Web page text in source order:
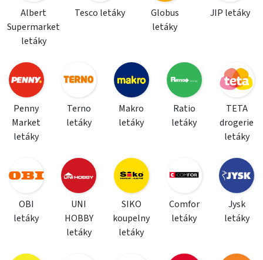
Albert
Supermarket
letáky
Tesco letáky
Globus
letáky
JIP letáky
Penny
Market
letáky
Terno
letáky
Makro
letáky
Ratio
letáky
TETA
drogerie
letáky
OBI
letáky
UNI
HOBBY
letáky
SIKO
koupelny
letáky
Comfor
letáky
Jysk
letáky